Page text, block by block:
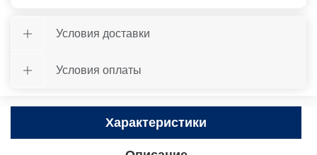
Условия доставки
Условия оплаты
Характеристики